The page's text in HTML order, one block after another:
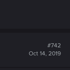
#742
Oct 14, 2019